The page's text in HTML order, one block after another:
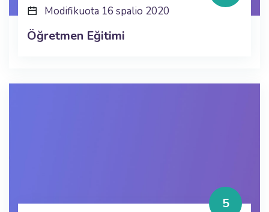
Modifikuota 16 spalio 2020
Öğretmen Eğitimi
5